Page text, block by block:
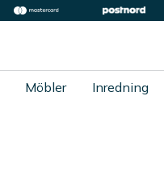
Möbler Inredning